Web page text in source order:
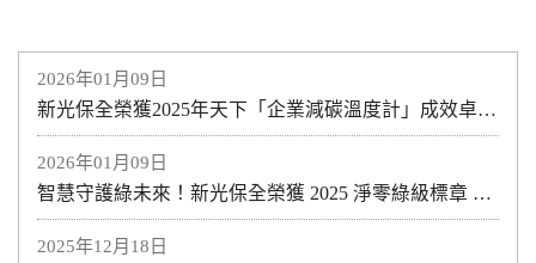
2026年01月09日
新光保全榮獲2025年天下「企業減碳溫度計」成效卓越標章 落實淨零行動 展現服務業永續韌性
2026年01月09日
智慧守護綠未來！新光保全榮獲 2025 淨零綠級標章 深化低碳營運與數位轉型
2025年12月18日